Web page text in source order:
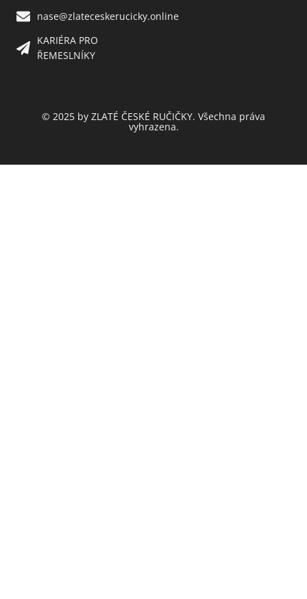
nase@zlateceskerucicky.online
KARIÉRA PRO
ŘEMESLNÍKY
© 2025 by ZLATÉ ČESKÉ RUČIČKY. Všechna práva
vyhrazena.